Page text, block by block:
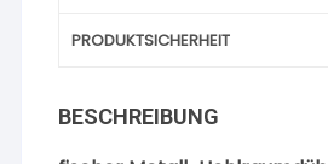
PRODUKTSICHERHEIT
BESCHREIBUNG